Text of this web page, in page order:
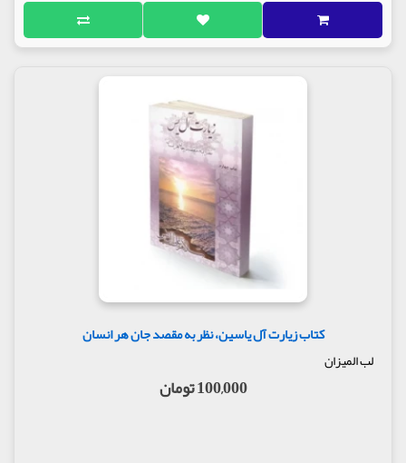
کتاب زیارت آل یاسین، نظر به مقصد جان هر انسان
لب المیزان
100,000 تومان